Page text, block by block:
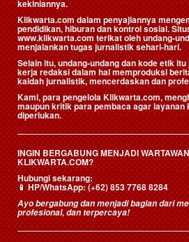
kekiniannya.
Klikwarta.com dalam penyajiannya
pendidikan, hiburan dan kontrol sosial.
www.klikwarta.com terikat oleh undang-
menjalankan tugas jurnalistik sehari-hari.
Selain itu, undang-undang dan kode etik
kerja redaksi dalam hal memproduksi
kaidah jurnalistik, mencerdaskan dan
Kami, para pengelola Klikwarta.com,
maupun kritik para pembaca agar layanan
diperlukan.
INGIN BERGABUNG MENJADI
KLIKWARTA.COM?
Hubungi sekarang:
📱HP/WhatsApp:(+62) 853 7768 8284
Ayo bergabung dan menjadi bagian dari
profesional, dan terpercaya!